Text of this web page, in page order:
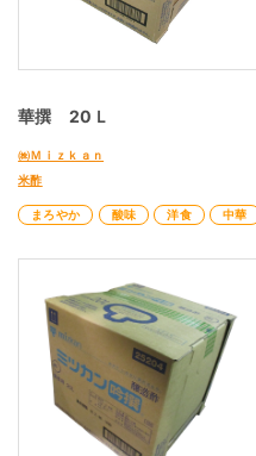
華撰 20Ｌ
㈱Ｍｉｚｋａｎ
米酢
まろやか 酸味 洋食 中華